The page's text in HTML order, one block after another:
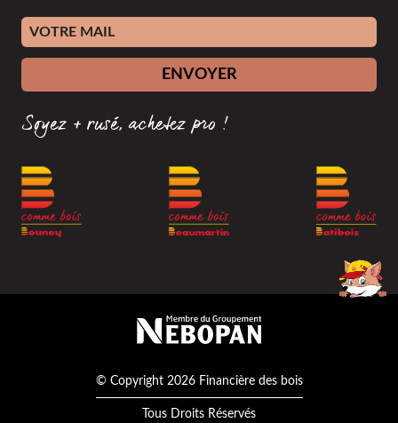
Adresse e-mail
ENVOYER
Soyez + rusé, achetez pro !
Membre du groupement Nébopan
© Copyright 2026 Financière des bois
Tous Droits Réservés